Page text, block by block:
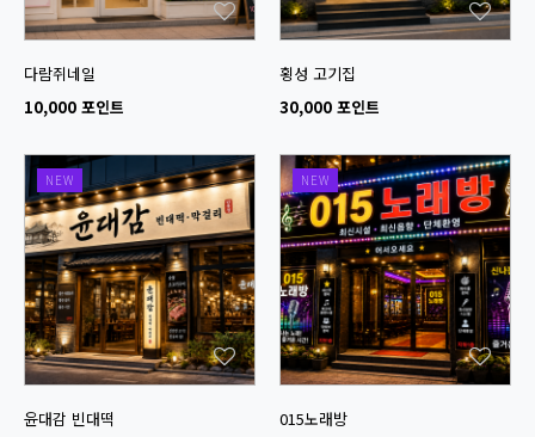
다람쥐네일
10,000 포인트
횡성 고기집
30,000 포인트
NEW
윤대감 빈대떡
NEW
015노래방